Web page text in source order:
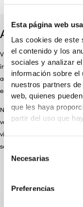
Esta página web
Las cookies de este
el contenido y los
sociales y analizar
información sobre el
nuestros partners
web, quienes
que les haya
partir del uso que
Selección
Necesarias
Preferencias
VIAVAC vacuum lifting B.V.
indirecte schade die zou
aangeboden informatie. Aan
enkele wijze rechten
Niets van het op deze
vermenigvuldigd en/of
via internet, intranet op
schriftelijke toestemming van